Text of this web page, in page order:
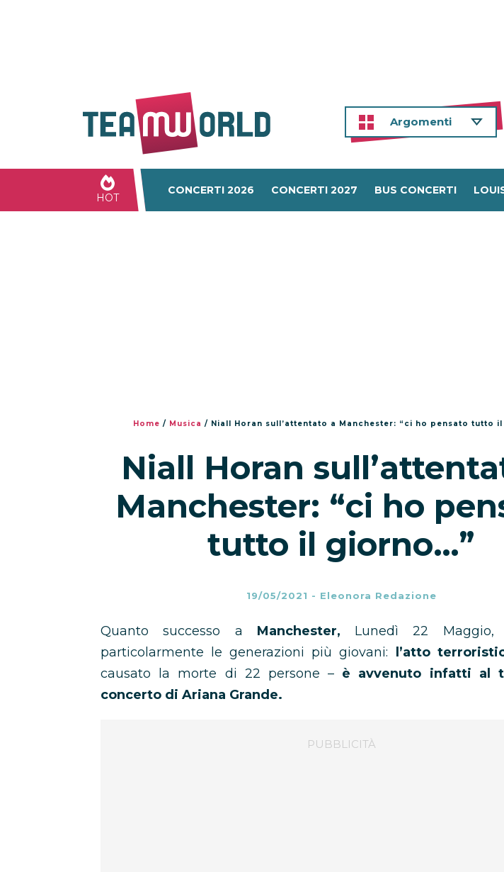
Argomenti
HOT
CONCERTI 2026 CONCERTI 2027 BUS CONCERTI
Home / Musica / Niall Horan sull’attentato a Manchester: “ci ho pensato tutto
Niall Horan
Manchester: “ci ho
tutto il giorno…”
19/05/2021 - Eleonora Redazione
Quanto successo a Manchester, Lunedì 22 Maggio,
particolarmente le generazioni più giovani: l’atto
causato la morte di 22 persone – è avvenuto infatti al
concerto di Ariana Grande.